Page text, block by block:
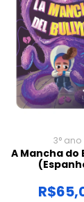
3° ano
A Mancha do